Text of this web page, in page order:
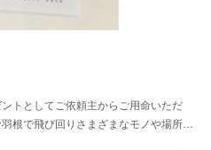
トとしてご依頼主からご用命いただ
根で飛び回りさまざまなモノや場所…